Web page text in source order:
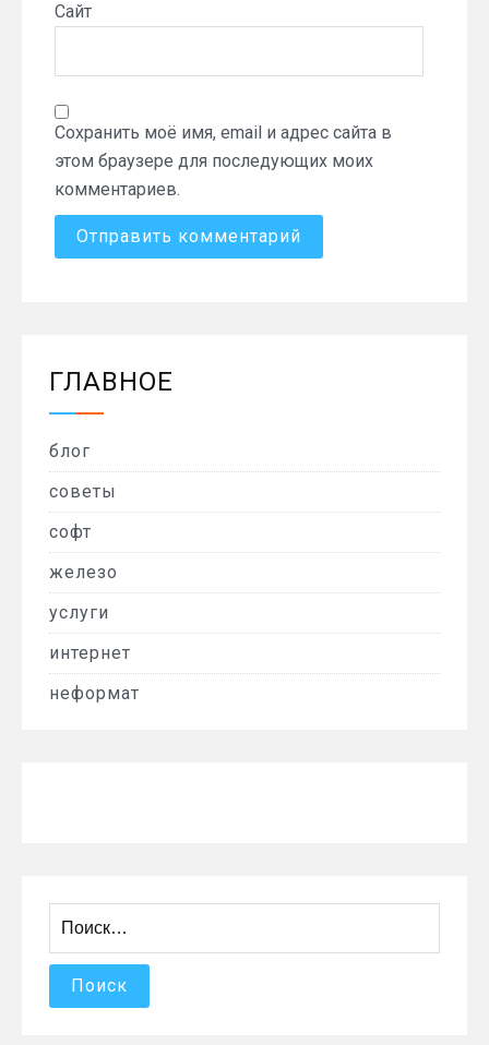
Сайт
Сохранить моё имя, email и адрес сайта в
этом браузере для последующих моих
комментариев.
ГЛАВНОЕ
блог
советы
софт
железо
услуги
интернет
неформат